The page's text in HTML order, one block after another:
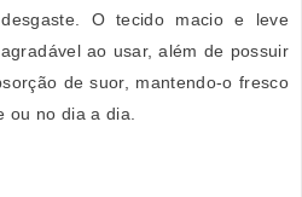
O tecido macio e leve
ao usar, além de possuir
de suor, mantendo-o fresco
ou no dia a dia.